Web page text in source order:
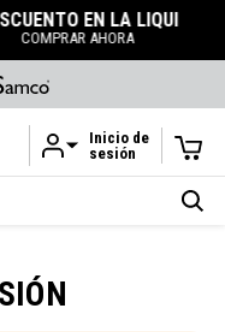
principal
LA LIQUIDACIÓN
Inicio de
sesión